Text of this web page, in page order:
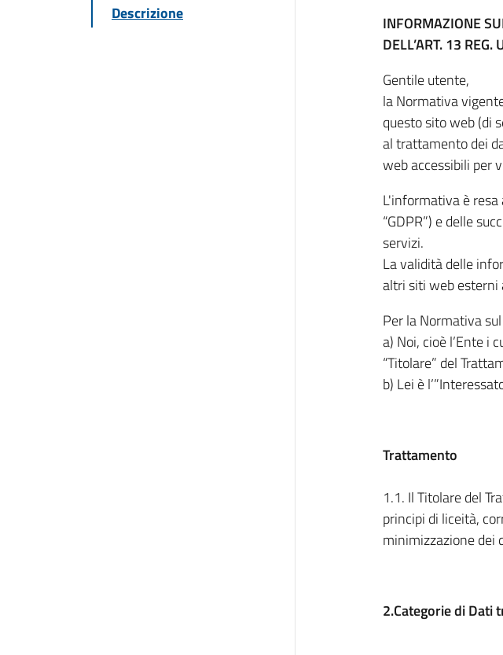
Descrizione INFORMAZIONE
DELL’ART. 13
Gentile utente,
la Normativa
questo sito web (di
al trattamento dei
web accessibili per
L'informativa è
“GDPR”) e delle
servizi.
La validità delle
altri siti web esterni
Per la Normativa
a) Noi, cioè l’Ente i
“Titolare” del
b) Lei è
Trattamento
1.1. Il Titolare del
principi di liceità,
minimizzazione dei
2.Categorie di Dati